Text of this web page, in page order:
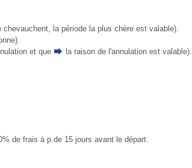
la période la plus chère est valable).
et que
la raison de l'annulation est valable).
de frais à p.de 15 jours avant le départ.